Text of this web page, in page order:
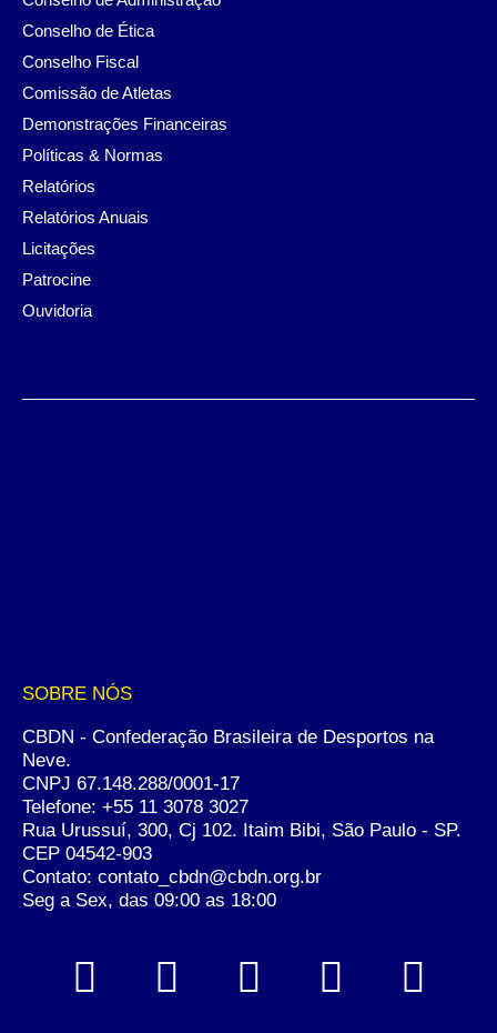
Conselho de Ética
Conselho Fiscal
Comissão de Atletas
Demonstrações Financeiras
Políticas & Normas
Relatórios
Relatórios Anuais
Licitações
Patrocine
Ouvidoria
SOBRE NÓS
CBDN - Confederação Brasileira de Desportos na
Neve.
CNPJ 67.148.288/0001-17
Telefone: +55 11 3078 3027
Rua Urussuí, 300, Cj 102. Itaim Bibi, São Paulo - SP.
CEP 04542-903
Contato: contato_cbdn@cbdn.org.br
Seg a Sex, das 09:00 as 18:00